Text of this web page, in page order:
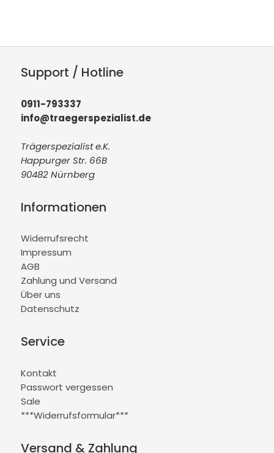
Support / Hotline
0911-793337
info@traegerspezialist.de
Trägerspezialist e.K.
Happurger Str. 66B
90482 Nürnberg
Informationen
Widerrufsrecht
Impressum
AGB
Zahlung und Versand
Über uns
Datenschutz
Service
Kontakt
Passwort vergessen
Sale
***Widerrufsformular***
Versand & Zahlung